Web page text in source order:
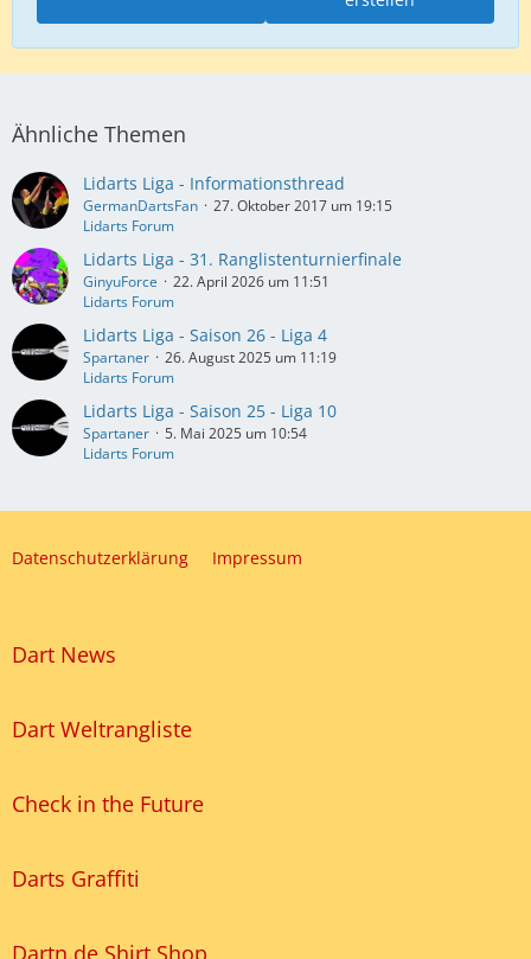
Ähnliche Themen
Lidarts Liga - Informationsthread
GermanDartsFan
27. Oktober 2017 um 19:15
Lidarts Forum
Lidarts Liga - 31. Ranglistenturnierfinale
GinyuForce
22. April 2026 um 11:51
Lidarts Forum
Lidarts Liga - Saison 26 - Liga 4
Spartaner
26. August 2025 um 11:19
Lidarts Forum
Lidarts Liga - Saison 25 - Liga 10
Spartaner
5. Mai 2025 um 10:54
Lidarts Forum
Datenschutzerklärung Impressum
Dart News
Dart Weltrangliste
Check in the Future
Darts Graffiti
Dartn.de Shirt Shop